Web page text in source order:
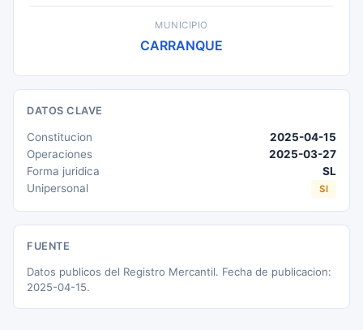
MUNICIPIO
CARRANQUE
DATOS CLAVE
Constitucion
2025-04-15
Operaciones
2025-03-27
Forma juridica
SL
Unipersonal
SI
FUENTE
Datos publicos del Registro Mercantil. Fecha de publicacion:
2025-04-15.